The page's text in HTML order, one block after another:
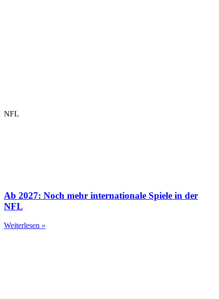
NFL
Ab 2027: Noch mehr internationale Spiele in der
NFL
Weiterlesen »